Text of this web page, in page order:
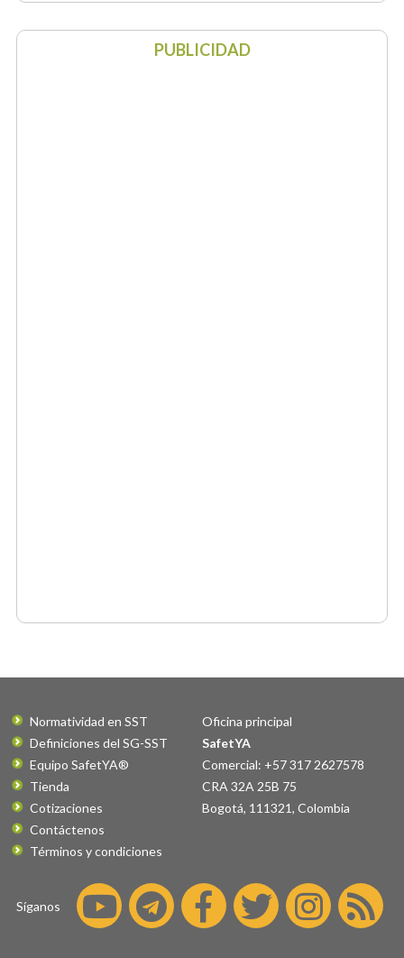
PUBLICIDAD
Normatividad en SST
Definiciones del SG-SST
Equipo SafetYA®
Tienda
Cotizaciones
Contáctenos
Términos y condiciones
Oficina principal
SafetYA
Comercial: +57 317 2627578
CRA 32A 25B 75
Bogotá, 111321, Colombia
Síganos